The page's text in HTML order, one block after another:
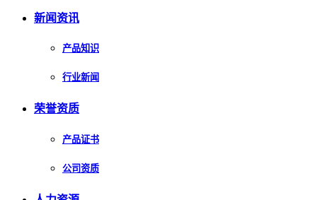
新闻资讯
产品知识
行业新闻
荣誉资质
产品证书
公司资质